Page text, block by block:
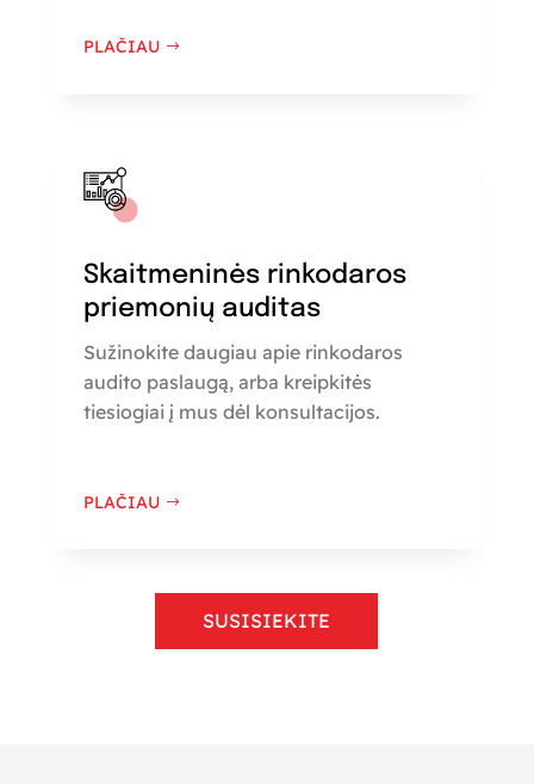
PLAČIAU
Skaitmeninės rinkodaros
priemonių auditas
Sužinokite daugiau apie rinkodaros
audito paslaugą, arba kreipkitės
tiesiogiai į mus dėl konsultacijos.
PLAČIAU
SUSISIEKITE